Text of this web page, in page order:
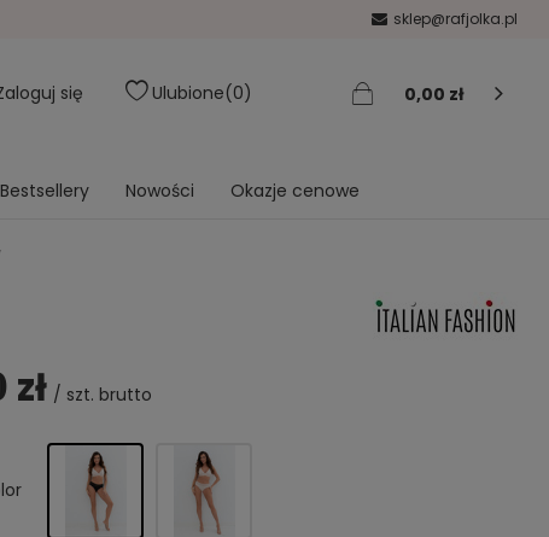
sklep@rafjolka.pl
się Ulubione 0 0,00 zł
Bestsellery Nowości Okazje cenowe
/ szt. brutto